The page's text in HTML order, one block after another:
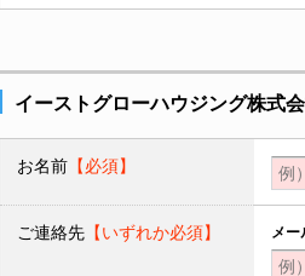
イーストグローハウジング株式
お名前 【必須】
ご連絡先 【いずれか必須】 メー